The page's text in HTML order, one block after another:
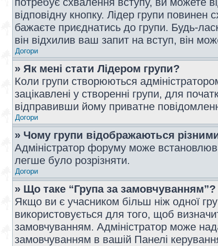
відповідну кнопку. Лідер групи
бажаєте приєднатись до групи. Будь-
він відхилив ваш запит на вступ, він
Догори
» Як мені стати Лідером групи?
Коли групи створюються
зацікавлені у створенні групи, для
відправивши йому приватне
Догори
» Чому групи відображаються
Адміністратор форуму може
легше було розрізняти.
Догори
» Що таке “Група за замовчуванням”?
Якщо ви є учасником більш ніж одної
використовується для того, щоб
замовчуванням. Адміністратор може
замовчуванням в вашій Панелі